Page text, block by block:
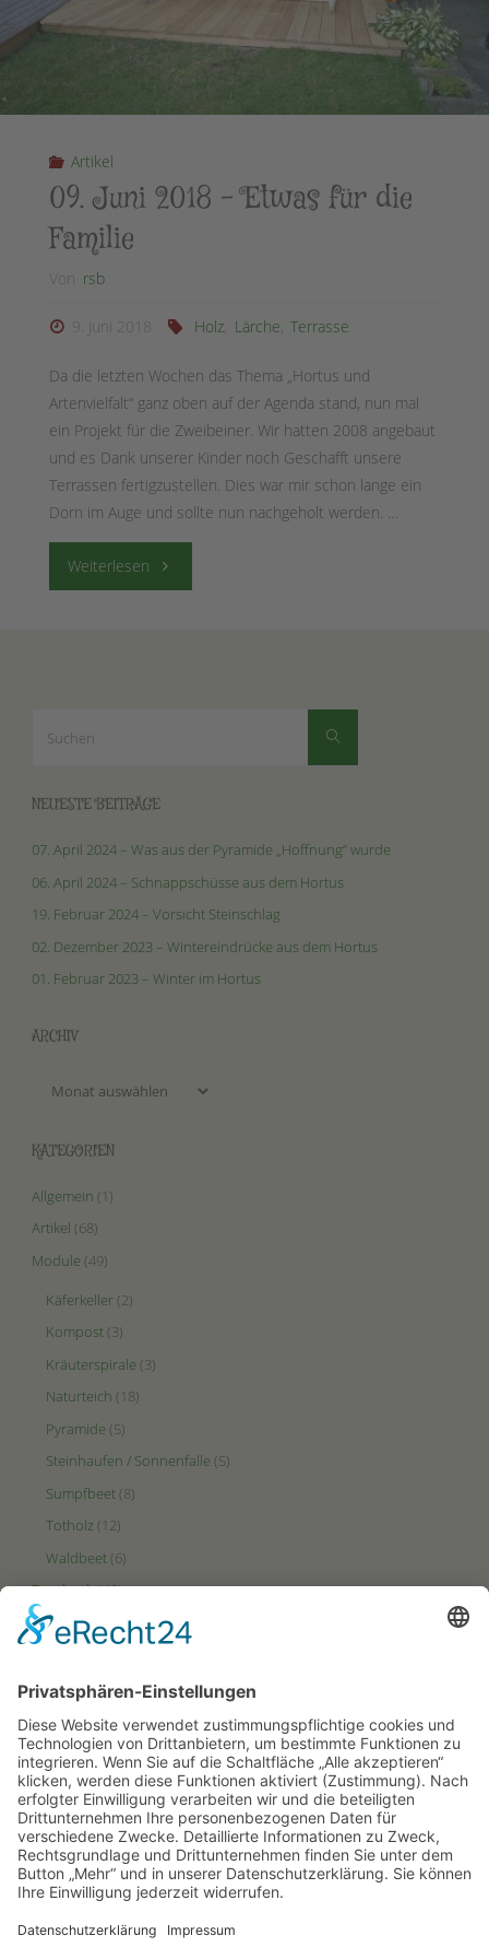
Artikel
09. Juni 2018 – Etwas für die
Familie
rsb
9. Juni 2018 Holz, Lärche, Terrasse
Da die letzten Wochen das Thema „Hortus und
Artenvielfalt“ ganz oben auf der Agenda stand, nun mal
ein Projekt für die Zweibeiner. Wir hatten 2008 angebaut
und es Dank unserer Kinder noch Geschafft unsere
Terrassen fertigzustellen. Dies war mir schon lange ein
Dorn im Auge und sollte nun nachgeholt werden. …
Weiterlesen "09.
für
die
Familie"
Suchen
NEUESTE BEITRÄGE
07. April 2024 – Was aus der Pyramide „Hoffnung“ wurde
06. April 2024 – Schnappschüsse aus dem Hortus
19. Februar 2024 – Vorsicht Steinschlag
02. Dezember 2023 – Wintereindrücke aus dem Hortus
01. Februar 2023 – Winter im Hortus
ARCHIV
KATEGORIEN
Allgemein (1)
Artikel (68)
Module (49)
Käferkeller(2)
Kompost(3)
Kräuterspirale (3)
Naturteich (18)
Pyramide (5)
Steinhaufen / Sonnenfalle (5)
Sumpfbeet(8)
Totholz (12)
Waldbeet(6)
Tagebuch(48)
Videos(2)
Ertrags-Zone(23)
HotSpot-Zone(27)
Puffer-Zone(9)
PARTNERSEITEN
Hortus-Netzwerk.de
Hortus-Insectorum.de